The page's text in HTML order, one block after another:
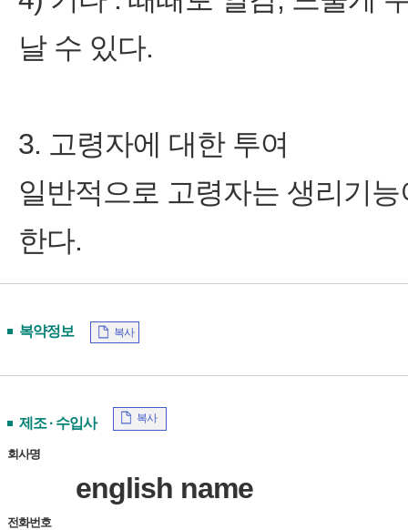
날 수 있다.
3. 고령자에 대한 투여
일반적으로 고령자는 생리기
한다.
복약정보 복사
제조 · 수입사 복사
회사명
english name
전화번호